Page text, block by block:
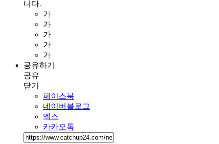
니다.
가
가
가
가
가
공유하기
공유
닫기
페이스북
네이버블로그
엑스
카카오톡